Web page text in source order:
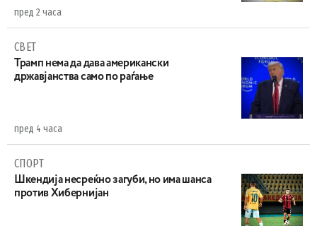
пред 2 часа
СВЕТ
Трамп нема да дава американски
државјанства само по раѓање
пред 4 часа
СПОРТ
Шкендија несреќно загуби, но има шанса
против Хибернијан